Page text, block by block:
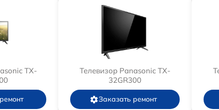
TX-
Телевизор Panasonic TX-
32GR300
Заказать ремонт